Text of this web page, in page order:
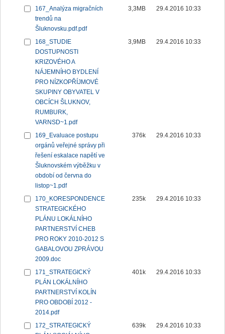
167_Analýza migračních
trendů na
Šluknovsku.pdf.pdf
3,3MB 29.4.2016 10:33
168_STUDIE
DOSTUPNOSTI
KRIZOVÉHO A
NÁJEMNÍHO BYDLENÍ
PRO NÍZKOPŘÍJMOVÉ
SKUPINY OBYVATEL V
OBCÍCH ŠLUKNOV,
RUMBURK,
VARNSD~1.pdf
3,9MB 29.4.2016 10:33
169_Evaluace postupu
orgánů veřejné správy při
řešení eskalace napětí ve
Šluknovském výběžku v
období od června do
listop~1.pdf
376k 29.4.2016 10:33
170_KORESPONDENCE
STRATEGICKÉHO
PLÁNU LOKÁLNÍHO
PARTNERSTVÍ CHEB
PRO ROKY 2010-2012 S
GABALOVOU ZPRÁVOU
2009.doc
235k 29.4.2016 10:33
171_STRATEGICKÝ
PLÁN LOKÁLNÍHO
PARTNERSTVÍ KOLÍN
PRO OBDOBÍ 2012 -
2014.pdf
401k 29.4.2016 10:33
172_STRATEGICKÝ
639k 29.4.2016 10:33